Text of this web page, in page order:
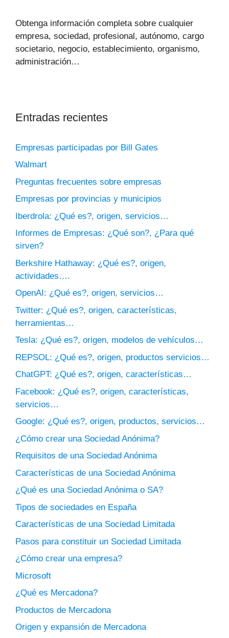
Obtenga información completa sobre cualquier
empresa, sociedad, profesional, autónomo, cargo
societario, negocio, establecimiento, organismo,
administración…
Entradas recientes
Empresas participadas por Bill Gates
Walmart
Preguntas frecuentes sobre empresas
Empresas por provincias y municipios
Iberdrola: ¿Qué es?, origen, servicios…
Informes de Empresas: ¿Qué son?, ¿Para qué
sirven?
Berkshire Hathaway: ¿Qué es?, origen,
actividades….
OpenAI: ¿Qué es?, origen, servicios…
Twitter: ¿Qué es?, origen, características,
herramientas…
Tesla: ¿Qué es?, origen, modelos de vehículos…
REPSOL: ¿Qué es?, origen, productos servicios…
ChatGPT: ¿Qué es?, origen, características…
Facebook: ¿Qué es?, origen, características,
servicios…
Google: ¿Qué es?, origen, productos, servicios…
¿Cómo crear una Sociedad Anónima?
Requisitos de una Sociedad Anónima
Características de una Sociedad Anónima
¿Qué es una Sociedad Anónima o SA?
Tipos de sociedades en España
Características de una Sociedad Limitada
Pasos para constituir un Sociedad Limitada
¿Cómo crear una empresa?
Microsoft
¿Qué es Mercadona?
Productos de Mercadona
Origen y expansión de Mercadona